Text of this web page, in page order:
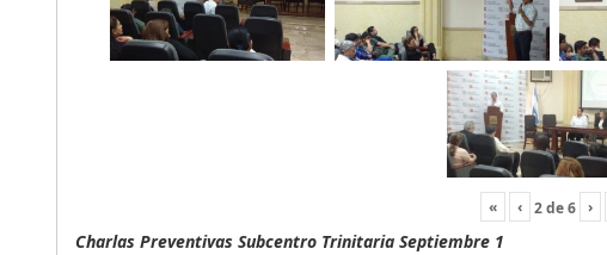
« ‹ 2de6 ›
Charlas Preventivas Subcentro Trinitaria Septiembre 1